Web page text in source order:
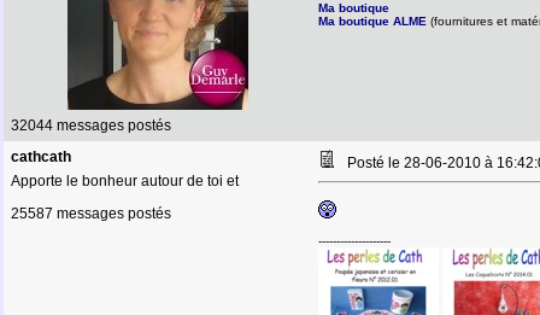
32044 messages postés
Ma boutique
Ma boutique ALME (fournitures et
cathcath
Apporte le bonheur autour de toi et
25587 messages postés
Posté le 28-06-2010 à
--------------------